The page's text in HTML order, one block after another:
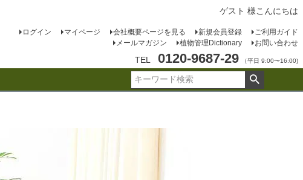
ゲスト 様こんにちは
ログイン マイページ 会社概要ページを見る 新規会員登録
ご利用ガイド
メールマガジン
植物管理Dictionary お問い合わせ
TEL 0120-9687-29 （平日 9:00〜16:00)